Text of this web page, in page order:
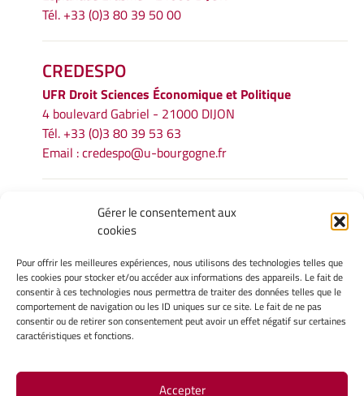
Gérer le consentement aux
cookies
Pour offrir les meilleures expériences, nous utilisons des technologies telles que
les cookies pour stocker et/ou accéder aux informations des appareils. Le fait de
consentir à ces technologies nous permettra de traiter des données telles que le
comportement de navigation ou les ID uniques sur ce site. Le fait de ne pas
consentir ou de retirer son consentement peut avoir un effet négatif sur certaines
caractéristiques et fonctions.
Accepter
Tél. +33 (0)3 80 39 50 00
CREDESPO
UFR Droit Sciences Économique et Politique
4 boulevard Gabriel - 21000 DIJON
Tél. +33 (0)3 80 39 53 63
Email :credespo@u-bourgogne.fr
INFORMATIONS LÉGALES
Mentions légales
Politique de cookies
Déclaration de confidentialité
Avertissement
INTRANET